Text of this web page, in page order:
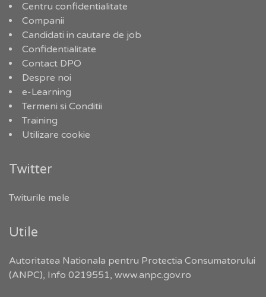
Centru confidentialitate
Companii
Candidati in cautare de job
Confidentialitate
Contact DPO
Despre noi
e-Learning
Termeni si Conditii
Training
Utilizare cookie
Twitter
Twiturile mele
Utile
Autoritatea Nationala pentru Protectia Consumatorului
(ANPC), Info 0219551, www.anpc.gov.ro